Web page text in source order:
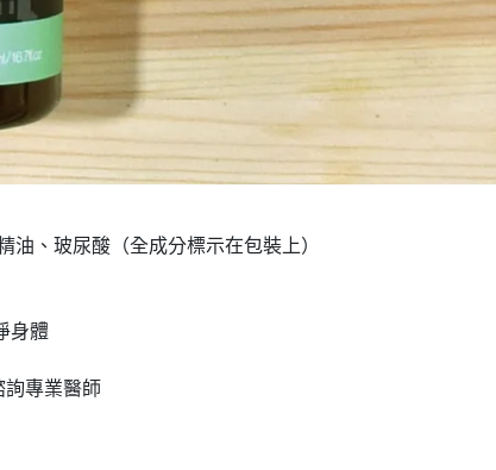
、玻尿酸（全成分標示在包裝上）
身體
專業醫師